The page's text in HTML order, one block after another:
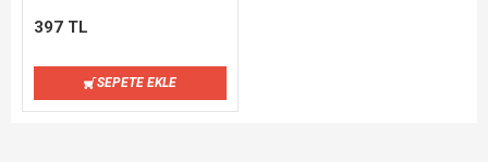
397 TL
SEPETE EKLE